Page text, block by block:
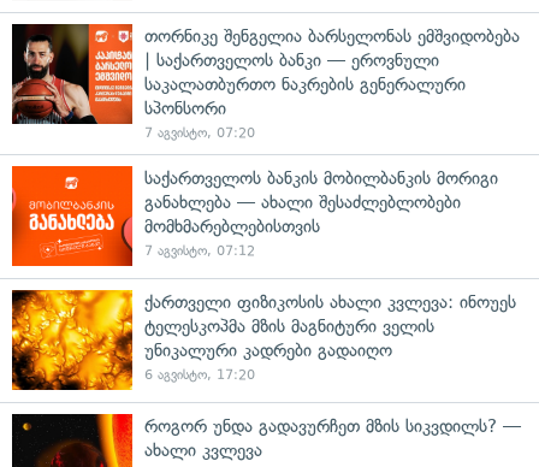
თორნიკე შენგელია ბარსელონას ემშვიდობება
| საქართველოს ბანკი — ეროვნული
საკალათბურთო ნაკრების გენერალური
სპონსორი
7 აგვისტო, 07:20
საქართველოს ბანკის მობილბანკის მორიგი
განახლება — ახალი შესაძლებლობები
მომხმარებლებისთვის
7 აგვისტო, 07:12
ქართველი ფიზიკოსის ახალი კვლევა: ინოუეს
ტელესკოპმა მზის მაგნიტური ველის
უნიკალური კადრები გადაიღო
6 აგვისტო, 17:20
როგორ უნდა გადავურჩეთ მზის სიკვდილს? —
ახალი კვლევა